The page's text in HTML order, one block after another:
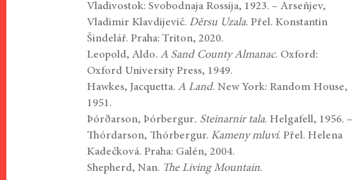
Vladivostok: Svobodnaja Rossija, 1923. – Arseňjev,
Vladimir Klavdijevič.Děrsu Uzala. Přel. Konstantin
Šindelář. Praha: Triton, 2020.
Leopold, Aldo.A Sand County Almanac. Oxford:
Oxford University Press, 1949.
Hawkes, Jacquetta.A Land. New York: Random House,
1951.
Þórðarson, Þórbergur. Steinarnir tala. Helgafell, 1956. –
Thórdarson, Thórbergur. Kameny mluví. Přel. Helena
Kadečková. Praha: Galén, 2004.
Shepherd, Nan. The Living Mountain.